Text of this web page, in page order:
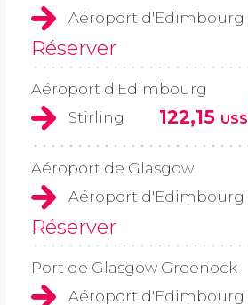
Aéroport d'Edimbourg
Réserver
Aéroport d'Edimbourg
Stirling
122,15 US$
Aéroport de Glasgow
Aéroport d'Edimbourg
Réserver
Port de Glasgow Greenock
Aéroport d'Edimbourg